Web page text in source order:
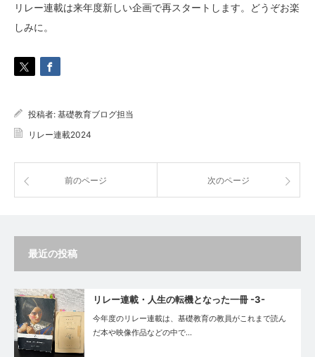
リレー連載は来年度新しい企画で再スタートします。どうぞお楽
しみに。
投稿者: 基礎教育ブログ担当
リレー連載2024
前のページ 次のページ
最近の投稿
リレー連載・人生の転機となった一冊 -3-
今年度のリレー連載は、基礎教育の教員がこれまで読ん
だ本や映像作品などの中で…